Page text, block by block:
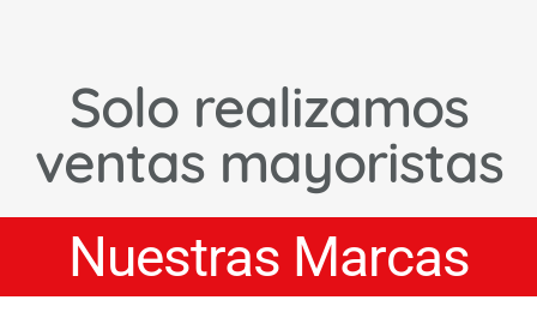
Solo realizamos
ventas mayoristas
Nuestras Marcas